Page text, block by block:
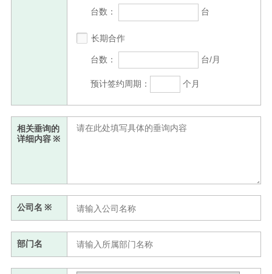
台数： 台
长期合作
台数： 台/月
预计签约周期： 个月
相关垂询的
详细内容 ※
公司名 ※
部门名